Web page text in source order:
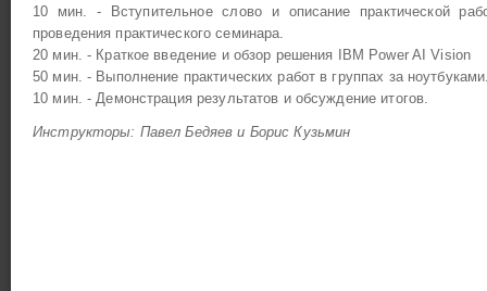
10 мин. - Вступительное слово и описание практической
проведения практического семинара.
20 мин. - Краткое введение и обзор решения IBM Power AI Vision
50 мин. - Выполнение практических работ в группах за
10 мин. - Демонстрация результатов и обсуждение итогов.
Инструкторы: Павел Бедяев и Борис Кузьмин